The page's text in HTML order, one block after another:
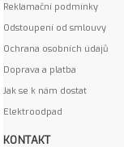
Reklamační podmínky
Odstoupení od smlouvy
Ochrana osobních údajů
Doprava a platba
Jak se k nám dostat
Elektroodpad
KONTAKT